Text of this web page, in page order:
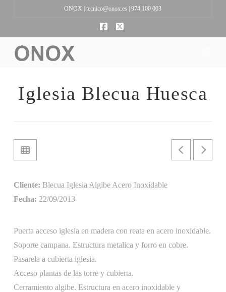
ONOX |tecnico@onox.es | 974 100 003
Iglesia Blecua Huesca
Cliente: Blecua Iglesia Algibe Acero Inoxidable
Fecha: 22/09/2013
Puerta acceso iglesia en madera con reata en acero inoxidable.
Soporte campana. Estructura metalica y forro en cobre.
Pasarela a cubierta iglesia.
Acceso plantas de las torre y cubierta.
Cerramiento algibe. Estructura en acero inoxidable y